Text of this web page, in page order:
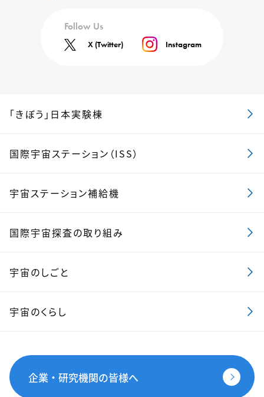
Follow Us
X (Twitter) Instagram
「きぼう」日本実験棟
国際宇宙ステーション（ISS）
宇宙ステーション補給機
国際宇宙探査の取り組み
宇宙のしごと
宇宙のくらし
企業・研究機関の皆様へ